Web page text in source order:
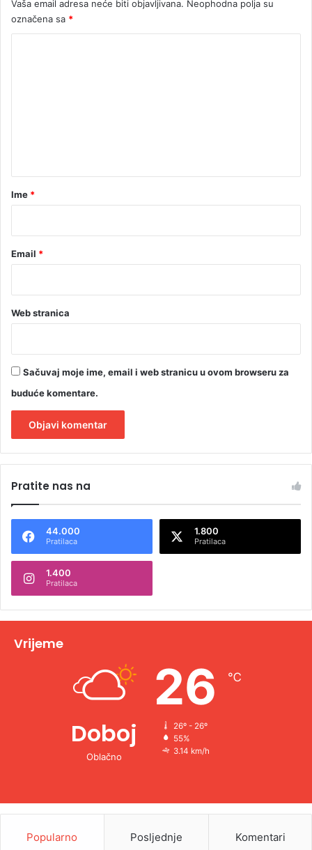
a
Vaša email adresa neće biti objavljivana. Neophodna polja su
označena sa *
rIme *
Email *
Web stranica
Sačuvaj moje ime, email i web stranicu u ovom browseru za
buduće komentare.
t
n
t
v
Pratite nas na
44.000
Pratilaca
1.800
Pratilaca
1.400
Pratilaca
Vrijeme
Doboj
Oblačno
26 ℃
26º - 26º
55%
3.14 km/h
Popularno Posljednje Komentari